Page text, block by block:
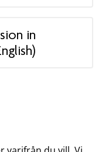
in